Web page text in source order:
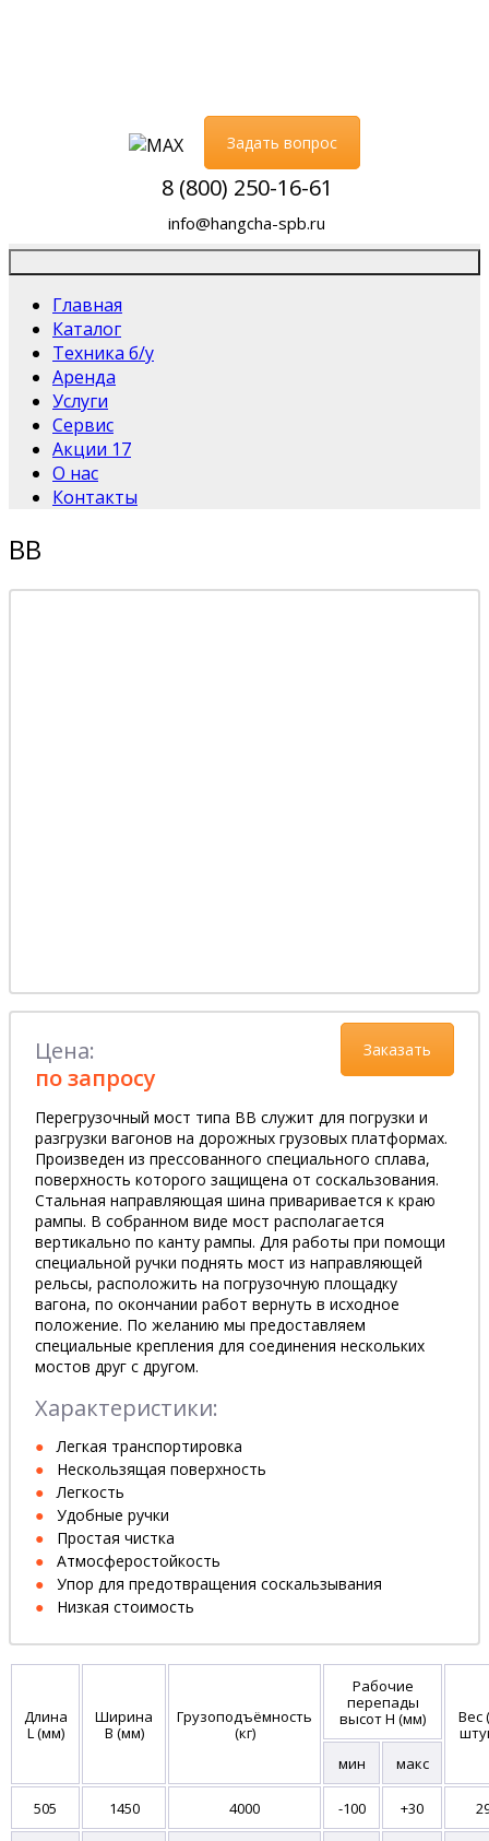
Задать вопрос
8 (800) 250-16-61
info@hangcha-spb.ru
Главная
Каталог
Техника б/у
Аренда
Услуги
Сервис
Акции 17
О нас
Контакты
BB
Заказать
Цена:
по запросу
Перегрузочный мост типа BB служит для погрузки и
разгрузки вагонов на дорожных грузовых платформах.
Произведен из прессованного специального сплава,
поверхность которого защищена от соскальзования.
Стальная направляющая шина приваривается к краю
рампы. В собранном виде мост располагается
вертикально по канту рампы. Для работы при помощи
специальной ручки поднять мост из направляющей
рельсы, расположить на погрузочную площадку
вагона, по окончании работ вернуть в исходное
положение. По желанию мы предоставляем
специальные крепления для соединения нескольких
мостов друг с другом.
Характеристики:
Легкая транспортировка
Нескользящая поверхность
Легкость
Удобные ручки
Простая чистка
Атмосферостойкость
Упор для предотвращения соскальзывания
Низкая стоимость
Длина
L (мм)
Ширина
В (мм)
Грузоподъёмность
(кг)
Рабочие
перепады
высот H (мм)
Вес
мин
макс
505 1450 4000 -100 +30